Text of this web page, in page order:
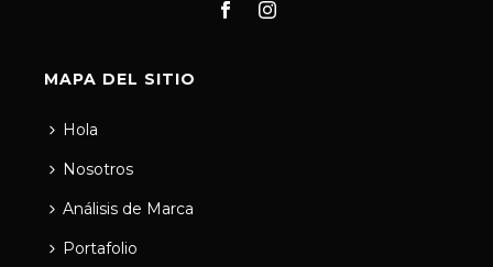
MAPA DEL SITIO
Hola
Nosotros
Análisis de Marca
Portafolio